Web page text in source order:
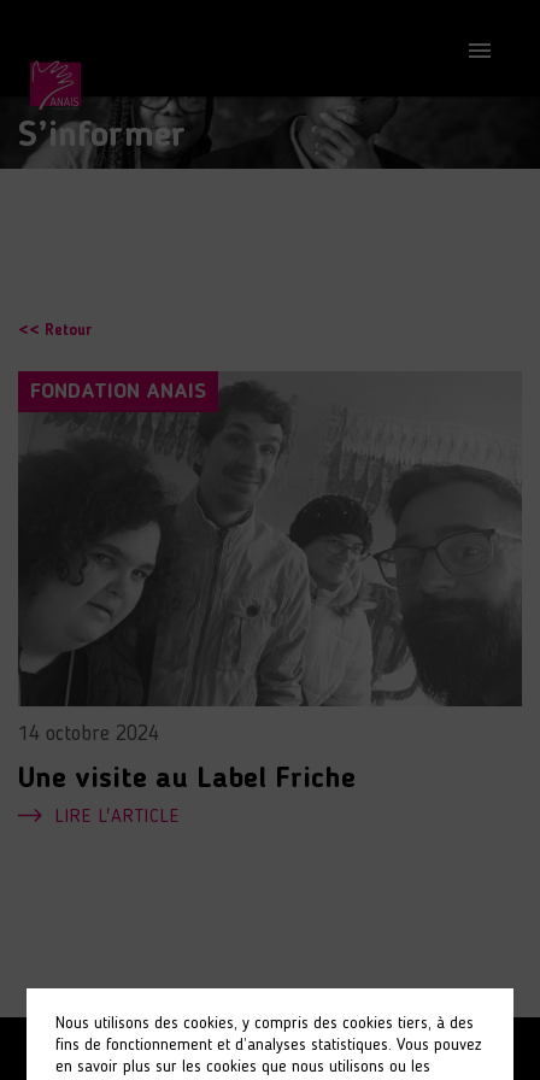

S’informer
<< Retour
FONDATION ANAIS
14 octobre 2024
Une visite au Label Friche
LIRE L'ARTICLE
Nous utilisons des cookies, y compris des cookies tiers, à des
fins de fonctionnement et d’analyses statistiques. Vous pouvez
en savoir plus sur les cookies que nous utilisons ou les